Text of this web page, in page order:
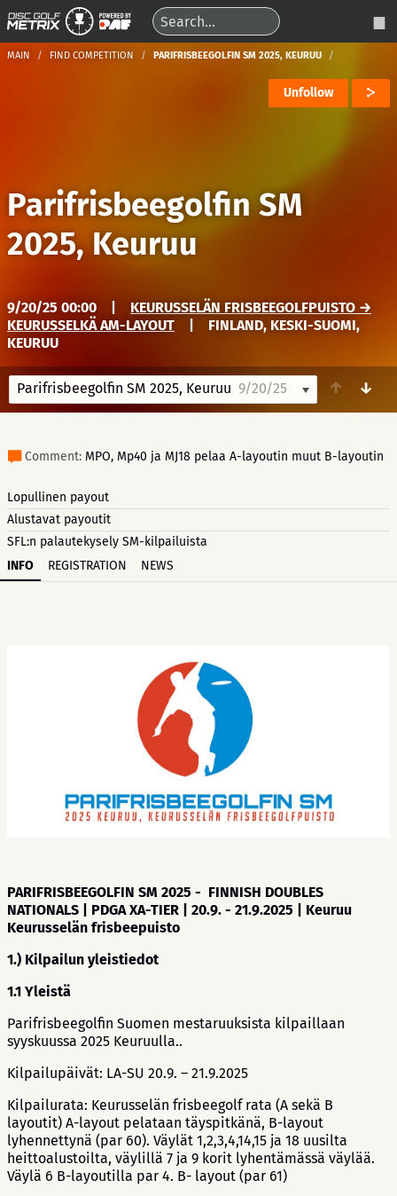
MAIN FIND COMPETITION PARIFRISBEEGOLFIN SM 2025, KEURUU
Unfollow
Parifrisbeegolfin SM
2025, Keuruu
9/20/25 00:00
KEURUSSELÄN FRISBEEGOLFPUISTO →
KEURUSSELKÄ AM-LAYOUT
FINLAND, KESKI-SUOMI,
KEURUU
Parifrisbeegolfin SM 2025, Keuruu 9/20/25 ↑ ↓
Comment: MPO, Mp40 ja MJ18 pelaa A-layoutin muut B-layoutin
Lopullinen payout
Alustavat payoutit
SFL:n palautekysely SM-kilpailuista
INFO
REGISTRATION NEWS
PARIFRISBEEGOLFIN SM 2025 - FINNISH DOUBLES
NATIONALS | PDGA XA-TIER | 20.9. - 21.9.2025 | Keuruu
Keurusselän frisbeepuisto
1.) Kilpailun yleistiedot
1.1 Yleistä
Parifrisbeegolfin Suomen mestaruuksista kilpaillaan
syyskuussa 2025 Keuruulla..
Kilpailupäivät: LA-SU 20.9. – 21.9.2025
Kilpailurata: Keurusselän frisbeegolf rata (A sekä B
layoutit) A-layout pelataan täyspitkänä, B-layout
lyhennettynä (par 60). Väylät 1,2,3,4,14,15 ja 18 uusilta
heittoalustoilta, väylillä 7 ja 9 korit lyhentämässä väylää.
Väylä 6 B-layoutilla par 4. B- layout (par 61)